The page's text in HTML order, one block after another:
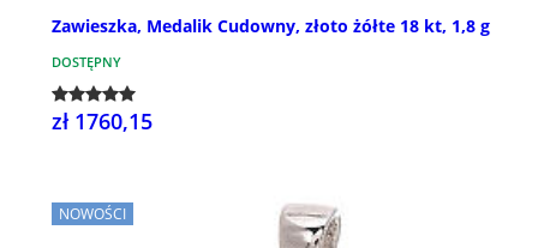
Zawieszka, Medalik Cudowny, złoto żółte 18 kt, 1,8 g
DOSTĘPNY
zł 1760,15
NOWOŚCI